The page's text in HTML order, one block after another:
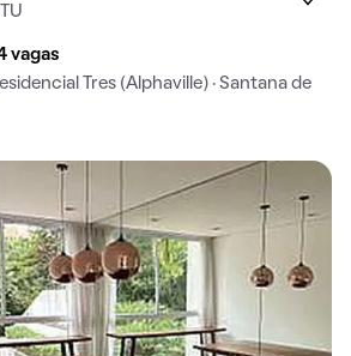
vagas
Tres (Alphaville) · Santana de